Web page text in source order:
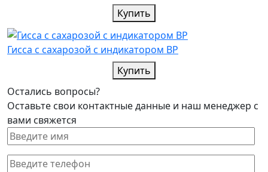
Купить
Гисса с сахарозой с индикатором ВР
Купить
Остались вопросы?
Оставьте свои контактные данные и наш менеджер с
вами свяжется